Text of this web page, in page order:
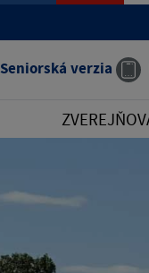
Seniorská verzia